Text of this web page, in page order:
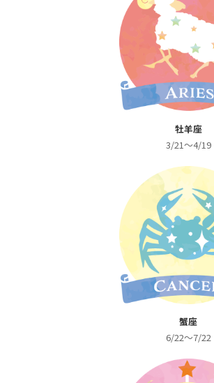
牡羊座
3/21～4/19
蟹座
6/22～7/22